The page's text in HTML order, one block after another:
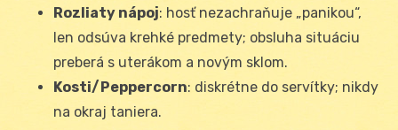
Rozliaty nápoj: hosť nezachraňuje „panikou“,
len odsúva krehké predmety; obsluha situáciu
preberá s uterákom a novým sklom.
Kosti/Peppercorn: diskrétne do servítky; nikdy
na okraj taniera.